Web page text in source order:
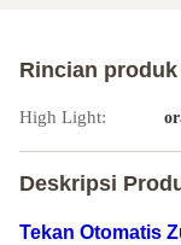
Rincian produk
High Light:
Deskripsi
Tekan Otomatis